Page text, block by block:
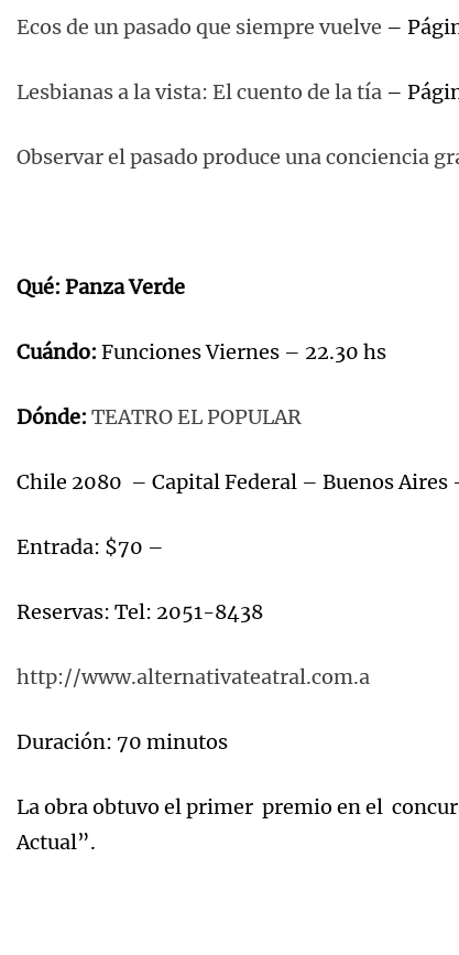
Ecos de un pasado que siempre vuelve –
Lesbianas a la vista: El cuento de la tía –
Observar el pasado produce una conciencia
Qué: Panza Verde
Cuándo: Funciones Viernes – 22.30 hs
Dónde: TEATRO EL POPULAR
Chile 2080 – Capital Federal – Buenos Aires
Entrada: $70 –
Reservas: Tel: 2051-8438
http://www.alternativateatral.com.a
Duración: 70 minutos
La obra obtuvo el primer premio en el
Actual”.